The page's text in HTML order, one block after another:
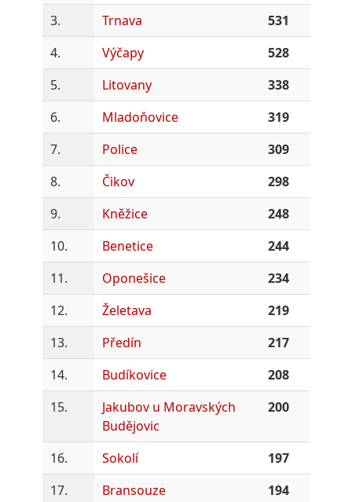
3.
Trnava
531
4.
Výčapy
528
5.
Litovany
338
6.
Mladoňovice
319
7.
Police
309
8.
Čikov
298
9.
Kněžice
248
10.
Benetice
244
11.
Oponešice
234
12.
Želetava
219
13.
Předín
217
14.
Budíkovice
208
15.
Jakubov u Moravských
Budějovic
200
16. Sokolí
197
17.
Bransouze
194